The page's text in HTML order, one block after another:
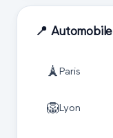
📍Automobile
🗼 Paris
🦁Lyon